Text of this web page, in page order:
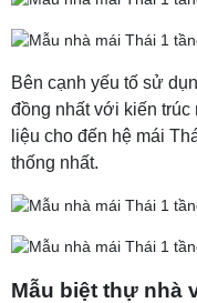
Bên cạnh yếu tố sử
đồng nhất với kiến trúc
liệu cho đến hệ mái
thống nhất.
Mẫu biệt thự nhà